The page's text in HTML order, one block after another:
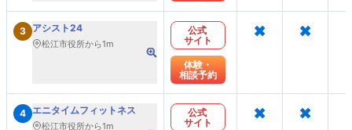
3 アシスト24
松江市役所から1m
公式
サイト
体験・
相談予約
× ×
4 エニタイムフィットネス
松江市役所から1m
公式
サイト
× ×